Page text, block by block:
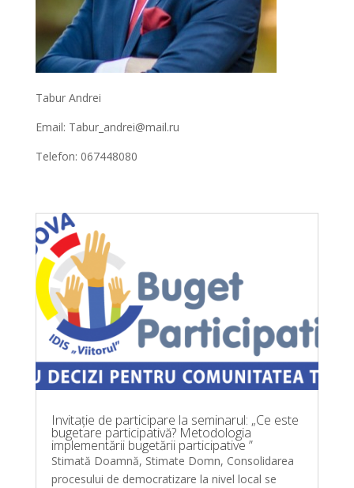
Tabur Andrei
Email: Tabur_andrei@mail.ru
Telefon: 067448080
Invitație de participare la seminarul: „Ce este
bugetare participativă? Metodologia
implementării bugetării participative ”
Stimată Doamnă, Stimate Domn, Consolidarea
procesului de democratizare la nivel local se